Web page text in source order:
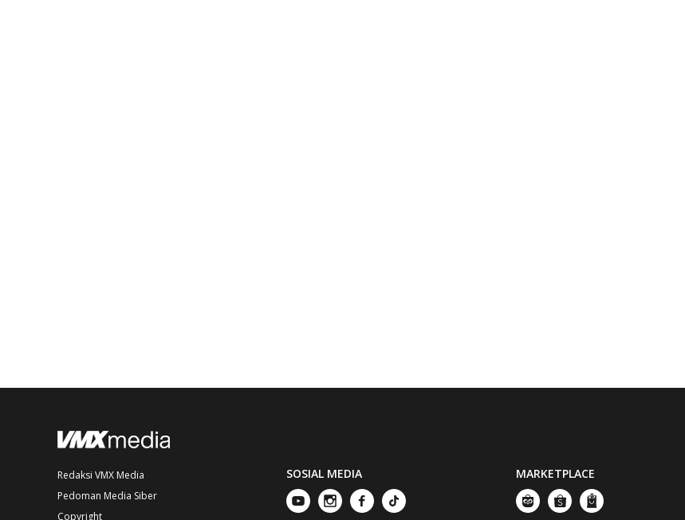
Redaksi VMX Media
Pedoman Media Siber
Copyright
SOSIAL MEDIA MARKETPLACE